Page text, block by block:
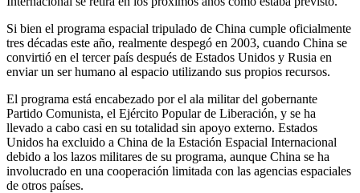
Si bien el programa espacial tripulado de China cumple oficialmente
tres décadas este año, realmente despegó en 2003, cuando China se
convirtió en el tercer país después de Estados Unidos y Rusia en
enviar un ser humano al espacio utilizando sus propios recursos.
El programa está encabezado por el ala militar del gobernante
Partido Comunista, el Ejército Popular de Liberación, y se ha
llevado a cabo casi en su totalidad sin apoyo externo. Estados
Unidos ha excluido a China de la Estación Espacial Internacional
debido a los lazos militares de su programa, aunque China se ha
involucrado en una cooperación limitada con las agencias espaciales
de otros países.